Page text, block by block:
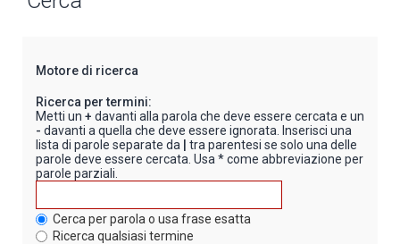
Motore di ricerca
Ricerca per termini:
Metti un + davanti alla parola che deve essere cercata e un
- davanti a quella che deve essere ignorata. Inserisci una
lista di parole separate da | tra parentesi se solo una delle
parole deve essere cercata. Usa * come abbreviazione per
parole parziali.
Cerca per parola o usa frase esatta
Ricerca qualsiasi termine